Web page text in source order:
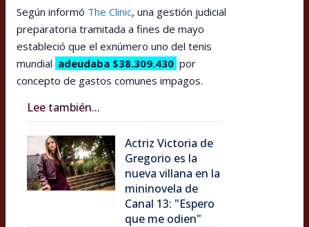
Según informó The Clinic, una gestión judicial
preparatoria tramitada a fines de mayo
estableció que el exnúmero uno del tenis
mundial adeudaba $38.309.430 por
concepto de gastos comunes impagos.
Lee también...
Actriz Victoria de
Gregorio es la
nueva villana en la
mininovela de
Canal 13: "Espero
que me odien"